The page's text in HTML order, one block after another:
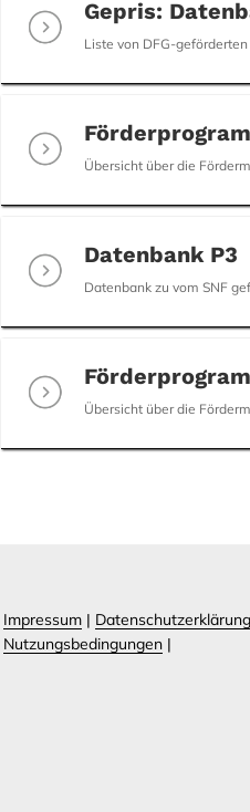
Gepris:
Liste von DFG-
Übersicht über die
Datenbank P3
Datenbank zu vom SNF
Übersicht über die
Impressum | Datenschutzerklärung
Nutzungsbedingungen |